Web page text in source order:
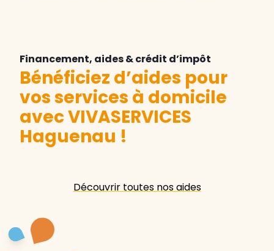
Financement, aides & crédit d’impôt
Bénéficiez d’aides pour
vos services à domicile
avec VIVASERVICES
Haguenau !
Découvrir toutes nos aides